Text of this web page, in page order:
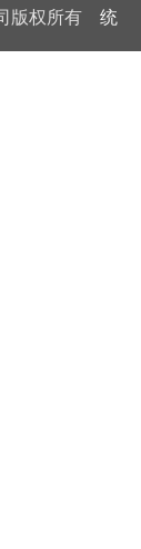
版权所有 统